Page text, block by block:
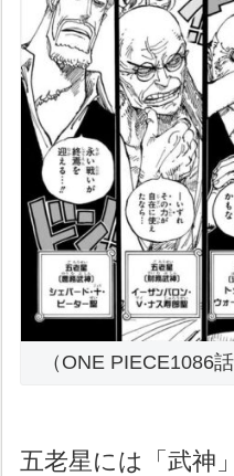
（ONE PIECE1086
五老星には「武神